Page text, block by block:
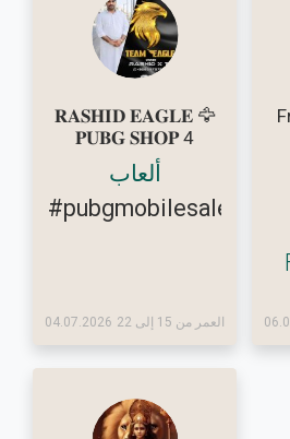
𝐑𝐀𝐒𝐇𝐈𝐃 𝐄𝐀𝐆𝐋𝐄 🦅
𝐏𝐔𝐁𝐆 𝐒𝐇𝐎𝐏 4
ألعاب
04.07.2026 العمر من 15 إلى 22